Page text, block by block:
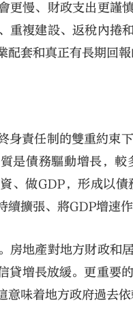
更慢、財政支出更謹
重複建設、返稅內捲
套和真正有長期回報
身責任制的雙重約束
是債務驅動增長，
、做GDP，形成以
擴張、將GDP增速
房地產對地方財政和
貸增長放緩。更重要
意味着地方政府過去